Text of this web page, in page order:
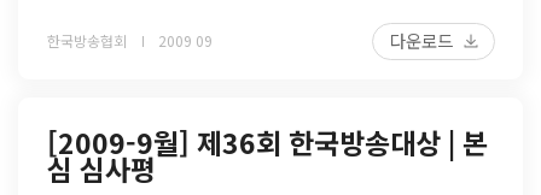
한국방송협회 2009 09 다운로드
[2009-9월] 제36회 한국방송대상 | 본
심 심사평